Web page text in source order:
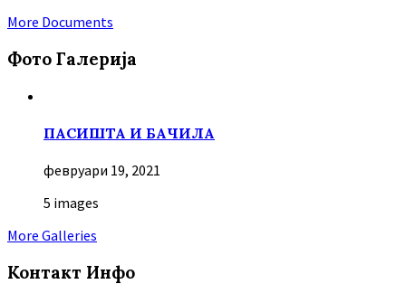
More Documents
Фото Галерија
ПАСИШТА И БАЧИЛА
февруари 19, 2021
5 images
More Galleries
Контакт Инфо